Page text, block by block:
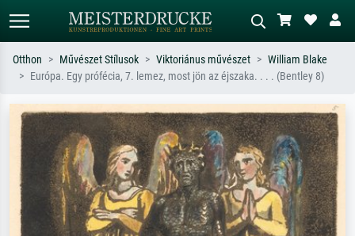
Keressen művész, műcím vagy stílus
szerint – pl. Monet, Csillagos éj,
impresszionizmus, Hokusai-hullám,
akt.
Írja le a jelenetet – pl. zöld rét, sok
piros absztrakt, sötét olajkép, álló akt
egy fa mellett.
Otthon Művészet Stílusok Viktoriánus művészet
William Blake
Európa. Egy prófécia, 7. lemez, most jön az éjszaka. . . . (Bentley 8)